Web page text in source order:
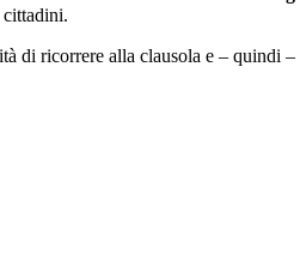
cittadini.
di ricorrere alla clausola e –